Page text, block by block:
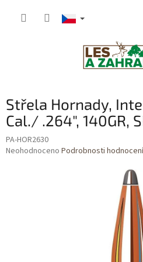
Střela Hornady,
Cal./ .264", 140GR,
PA-HOR2630
Průměrné
Neohodnoceno Podrobnosti hodnocení